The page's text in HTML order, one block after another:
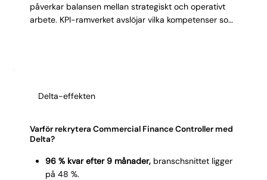
påverkar balansen mellan strategiskt och operativt
arbete. KPI-ramverket avslöjar vilka kompetenser som
Delta-effekten
Varför rekrytera Commercial Finance Controller med
Delta?
96 % kvar efter 9 månader,branschsnittet ligger
på 48 %.